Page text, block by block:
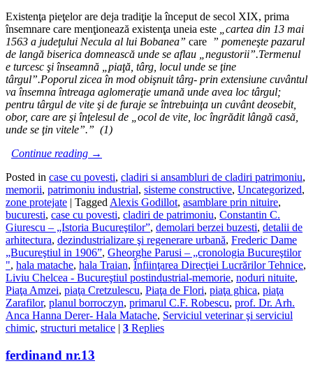
Existenţa pieţelor are deja tradiţie la început de secol XIX, prima
însemnare care menţionează existenţa uneia este „cartea din 13 mai
1563 a judeţului Necula al lui Bobanea” care ” pomeneşte pazarul
de langă biserica domnească unde se aflau „negustorii”.Termenul
e turcesc şi înseamnă „piaţă , târg, locul unde se ţine
târgul”.Poporul zicea în mod obişnuit târg- prin extensiune cuvântul
va însemna întreaga aglomeraţie umană unde avea loc târgul;
pentru târgul de vite şi de furaje se întrebuinţa un cuvânt deosebit,
obor, care are şi înţelesul de „ocol de vite, loc îngrădit lângă casă
unde se ţin vitele”.” (1)
Continue reading →
Posted in case cu povesti, cladiri si ansambluri de cladiri patrimoniu,
memorii, patrimoniu industrial, sisteme constructive, Uncategorized,
zone protejate | Tagged Alexis Godillot, asamblare prin nituire,
bucuresti, case cu povesti, cladiri de patrimoniu, Constantin C.
Giurescu – „Istoria Bucureştilor”, demolari berzei buzesti, detalii de
arhitectura, dezindustrializare şi regenerare urbană, Frederic Dame
„Bucureştiul in 1906”, Gheorghe Parusi – „cronologia Bucureştilor
", hala matache, hala Traian, Înfiinţarea Direcţiei Lucrărilor Tehnice,
Liviu Chelcea - Bucureştiul postindustrial-memorie, noduri nituite,
Piaţa Amzei, piaţa Cretzulescu, Piaţa de Flori, piaţa ghica, piaţa
Zarafilor, planul borroczyn, primarul C.F. Robescu, prof. Dr. Arh.
Anca Hanna Derer- Hala Matache, Serviciul veterinar şi serviciul
chimic, structuri metalice | 3 Replies
ferdinand nr.13